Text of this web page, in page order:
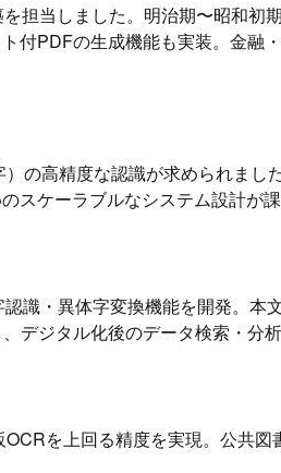
担当しました。明治期〜昭和
付PDFの生成機能も実装。金
の高精度な認識が求められま
ケーラブルなシステム設計が課
識・異体字変換機能を開発。
ジタル化後のデータ検索・分
を上回る精度を実現。公共